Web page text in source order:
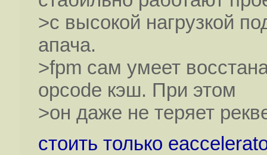
>с высокой нагрузкой
апача.
>fpm сам умеет
opcode кэш. При этом
>он даже не теряет
стоить только